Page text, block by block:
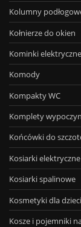
Kolumny
Kołnierze do okien
Kominki elektryczne
Komody
Kompakty WC
Komplety
Końcówki do
Kosiarki elektryczne
Kosiarki spalinowe
Kosmetyki dla
Kosze i pojemniki